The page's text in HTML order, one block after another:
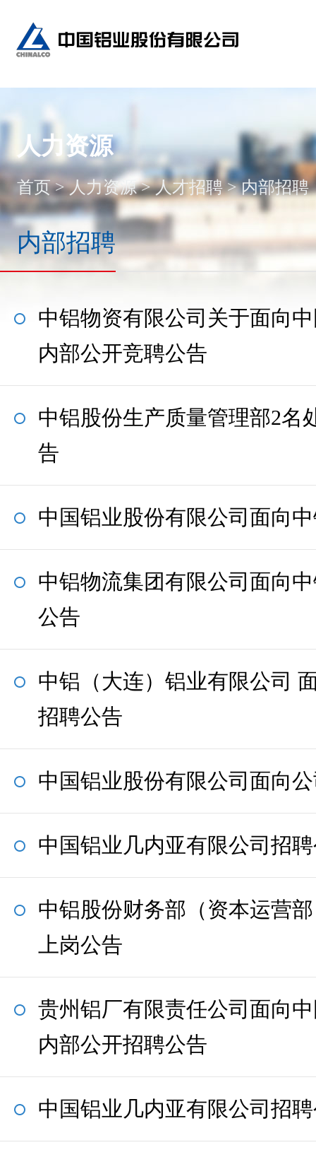
人力资源
首页>人力资源>人才招聘>内部招聘
内部招聘
中铝物资有限公司关于面向
内部公开竞聘公告
中铝股份生产质量管理部2名
告
中国铝业股份有限公司面向
中铝物流集团有限公司面向
公告
中铝（大连）铝业有限公司
招聘公告
中国铝业股份有限公司面向
中国铝业几内亚有限公司招
中铝股份财务部（资本运营
上岗公告
贵州铝厂有限责任公司面向
内部公开招聘公告
中国铝业几内亚有限公司招